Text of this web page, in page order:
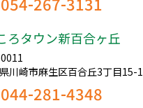
ろタウン新百合ヶ丘
川崎市麻生区百合丘3丁目15-1
044-281-4348